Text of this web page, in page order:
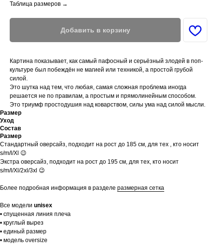
Таблица размеров →
Добавить в корзину
Картина показывает, как самый пафосный и серьёзный злодей в поп-
культуре был побеждён не магией или техникой, а простой грубой
силой.
Это шутка над тем, что любая, самая сложная проблема иногда
решается не по правилам, а простым и прямолинейным способом.
Это триумф простодушия над коварством, силы ума над силой мысли.
Размер
Уход
Состав
Размер
Стандартный оверсайз, подходит на рост до 185 см, для тех , кто носит
s/m/l/Xl 😉
Экстра оверсайз, подходит на рост до 195 см, для тех, кто носит
s/m/l/Xl/2xl/3xl 😉
Более подробная информация в разделе размерная сетка
Все модели unisex
• спущенная линия плеча
• круглый вырез
• единый размер
• модель oversize